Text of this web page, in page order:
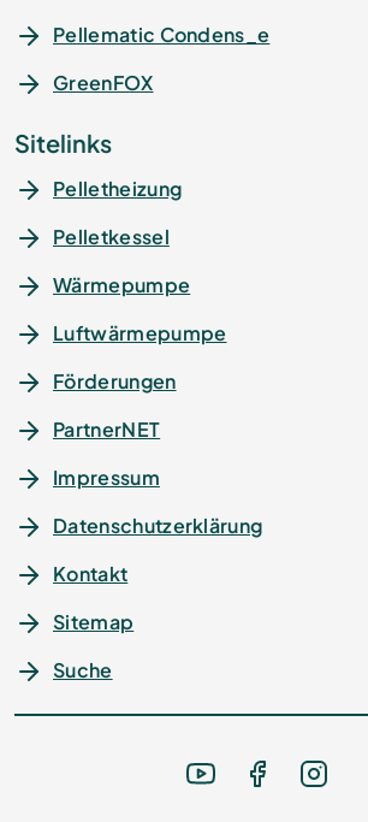
Pellematic Condens_e
GreenFOX
Sitelinks
Pelletheizung
Pelletkessel
Wärmepumpe
Luftwärmepumpe
Förderungen
PartnerNET
Impressum
Datenschutz­erklärung
Kontakt
Sitemap
Suche